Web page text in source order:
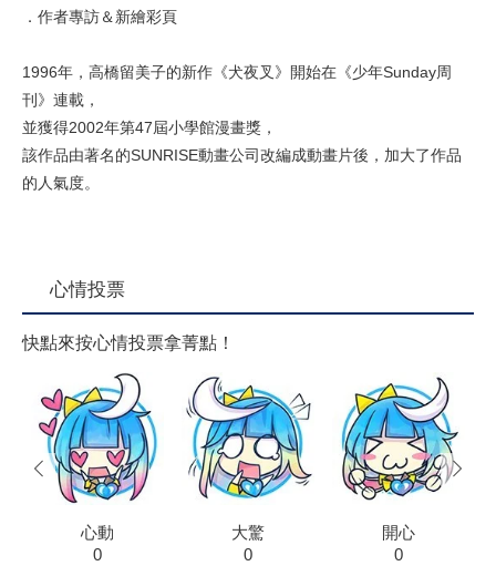
．作者專訪＆新繪彩頁
1996年，高橋留美子的新作《犬夜叉》開始在《少年Sunday周
刊》連載，
並獲得2002年第47屆小學館漫畫獎，
該作品由著名的SUNRISE動畫公司改編成動畫片後，加大了作品
的人氣度。
心情投票
快點來按心情投票拿菁點！
心動
0
大驚
0
開心
0
prev next